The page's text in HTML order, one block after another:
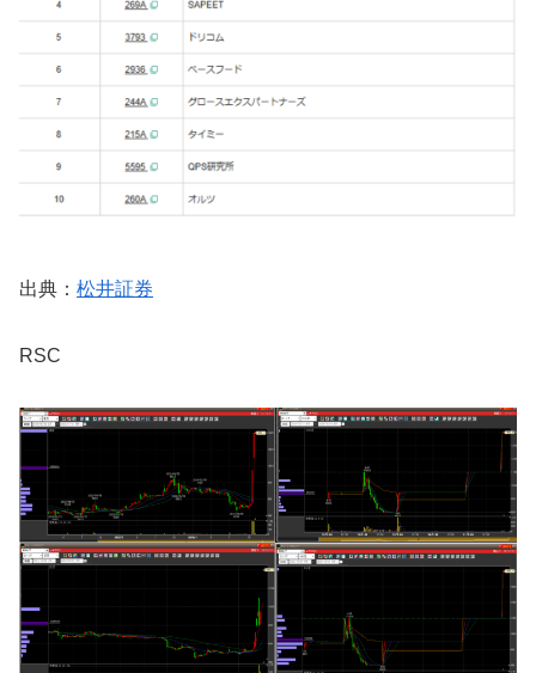
出典： 松井証券
RSC